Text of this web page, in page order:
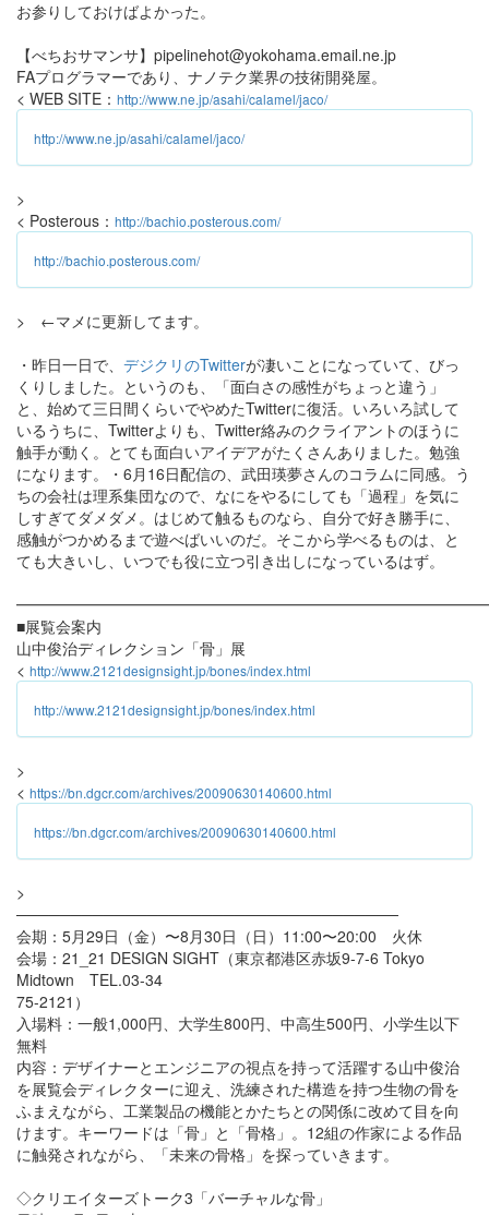
お参りしておけばよかった。
【べちおサマンサ】pipelinehot@yokohama.email.ne.jp
FAプログラマーであり、ナノテク業界の技術開発屋。
< WEB SITE： http://www.ne.jp/asahi/calamel/jaco/
http://www.ne.jp/asahi/calamel/jaco/
>
< Posterous： http://bachio.posterous.com/
http://bachio.posterous.com/
> ←マメに更新してます。
・昨日一日で、 デジクリのTwitterが凄いことになっていて、びっ
くりしました。というのも、「面白さの感性がちょっと違う」
と、始めて三日間くらいでやめたTwitterに復活。いろいろ試して
いるうちに、Twitterよりも、Twitter絡みのクライアントのほうに
触手が動く。とても面白いアイデアがたくさんありました。勉強
になります。・6月16日配信の、武田瑛夢さんのコラムに同感。う
ちの会社は理系集団なので、なにをやるにしても「過程」を気に
しすぎてダメダメ。はじめて触るものなら、自分で好き勝手に、
感触がつかめるまで遊べばいいのだ。そこから学べるものは、と
ても大きいし、いつでも役に立つ引き出しになっているはず。
■展覧会案内
山中俊治ディレクション「骨」展
< http://www.2121designsight.jp/bones/index.html
http://www.2121designsight.jp/bones/index.html
>
< https://bn.dgcr.com/archives/20090630140600.html
https://bn.dgcr.com/archives/20090630140600.html
>
───────────────────────────────────
会期：5月29日（金）〜8月30日（日）11:00〜20:00 火休
会場：21_21 DESIGN SIGHT（東京都港区赤坂9-7-6 Tokyo
Midtown TEL.03-34
75-2121）
入場料：一般1,000円、大学生800円、中高生500円、小学生以下
無料
内容：デザイナーとエンジニアの視点を持って活躍する山中俊治
を展覧会ディレクターに迎え、洗練された構造を持つ生物の骨を
ふまえながら、工業製品の機能とかたちとの関係に改めて目を向
けます。キーワードは「骨」と「骨格」。12組の作家による作品
に触発されながら、「未来の骨格」を探っていきます。
◇クリエイターズトーク3「バーチャルな骨」